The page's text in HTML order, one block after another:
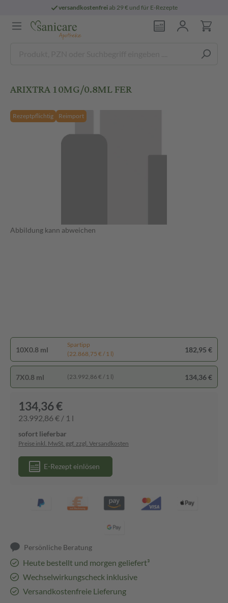
versandkostenfreiab 29 € und für E-Rezepte
ARIXTRA 10MG/0.8ML FER
Rezeptpflichtig Reimport
Abbildung kann abweichen
10X0.8 ml
Spartipp
(22.868,75 € / 1 l)
182,95 €
7X0.8 ml (23.992,86 € / 1 l) 134,36 €
134,36 €
23.992,86 € / 1 l
sofort lieferbar
Preise inkl. MwSt. ggf. zzgl. Versandkosten
E-Rezept einlösen
Persönliche Beratung
Heute bestellt und morgen geliefert³
Wechselwirkungscheck inklusive
Versandkostenfreie Lieferung